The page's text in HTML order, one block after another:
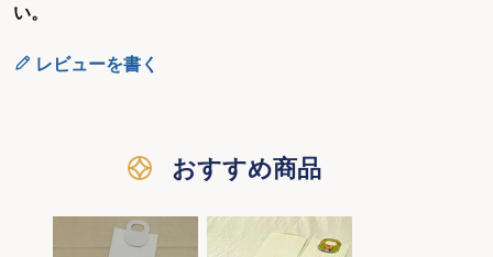
い。
レビューを書く
おすすめ商品